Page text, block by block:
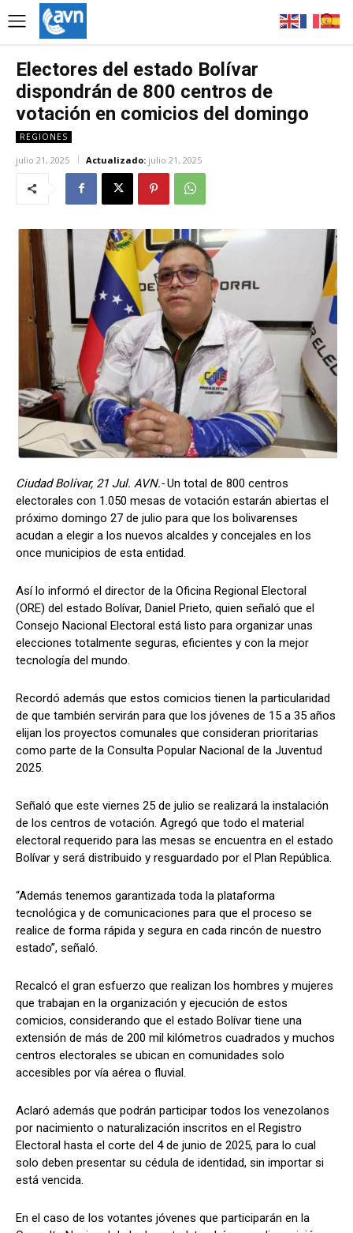
Electores del estado Bolívar
dispondrán de 800 centros de
votación en comicios del domingo
REGIONES
julio 21, 2025 Actualizado: julio 21, 2025
Ciudad Bolívar, 21 Jul. AVN.-Un total de 800 centros
electorales con 1.050 mesas de votación estarán abiertas el
próximo domingo 27 de julio para que los bolivarenses
acudan a elegir a los nuevos alcaldes y concejales en los
once municipios de esta entidad.
Así lo informó el director de la Oficina Regional Electoral
(ORE) del estado Bolívar, Daniel Prieto, quien señaló que el
Consejo Nacional Electoral está listo para organizar unas
elecciones totalmente seguras, eficientes y con la mejor
tecnología del mundo.
Recordó además que estos comicios tienen la particularidad
de que también servirán para que los jóvenes de 15 a 35 años
elijan los proyectos comunales que consideran prioritarias
como parte de la Consulta Popular Nacional de la Juventud
2025.
Señaló que este viernes 25 de julio se realizará la instalación
de los centros de votación. Agregó que todo el material
electoral requerido para las mesas se encuentra en el estado
Bolívar y será distribuido y resguardado por el Plan República.
“Además tenemos garantizada toda la plataforma
tecnológica y de comunicaciones para que el proceso se
realice de forma rápida y segura en cada rincón de nuestro
estado”, señaló.
Recalcó el gran esfuerzo que realizan los hombres y mujeres
que trabajan en la organización y ejecución de estos
comicios, considerando que el estado Bolívar tiene una
extensión de más de 200 mil kilómetros cuadrados y muchos
centros electorales se ubican en comunidades solo
accesibles por vía aérea o fluvial.
Aclaró además que podrán participar todos los venezolanos
por nacimiento o naturalización inscritos en el Registro
Electoral hasta el corte del 4 de junio de 2025, para lo cual
solo deben presentar su cédula de identidad, sin importar si
está vencida.
En el caso de los votantes jóvenes que participarán en la